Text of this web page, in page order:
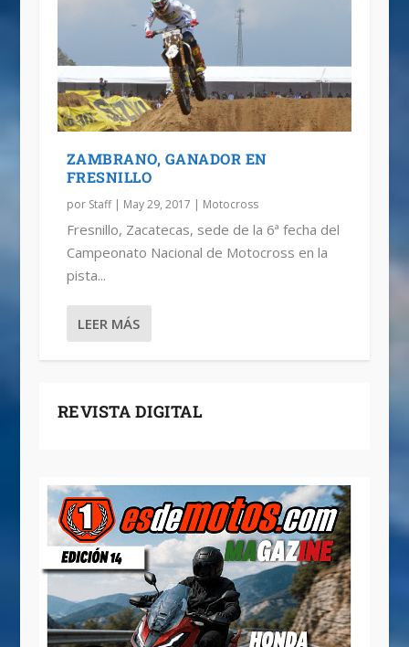
ZAMBRANO, GANADOR EN
FRESNILLO
por Staff| May 29, 2017 | Motocross
Fresnillo, Zacatecas, sede de la 6ª fecha del
Campeonato Nacional de Motocross en la
pista...
LEER MÁS
REVISTA DIGITAL